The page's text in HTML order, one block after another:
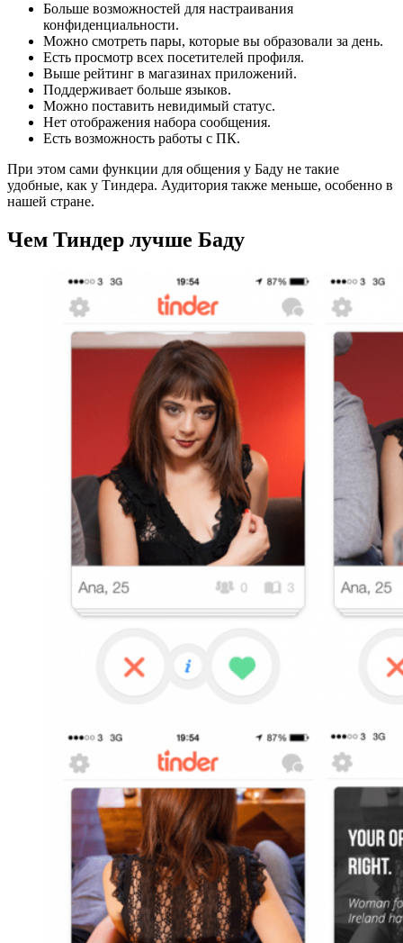
Больше возможностей для настраивания
конфиденциальности.
Можно смотреть пары, которые вы образовали за день.
Есть просмотр всех посетителей профиля.
Выше рейтинг в магазинах приложений.
Поддерживает больше языков.
Можно поставить невидимый статус.
Нет отображения набора сообщения.
Есть возможность работы с ПК.
При этом сами функции для общения у Баду не такие
удобные, как у Тиндера. Аудитория также меньше, особенно в
нашей стране.
Чем Тиндер лучше Баду